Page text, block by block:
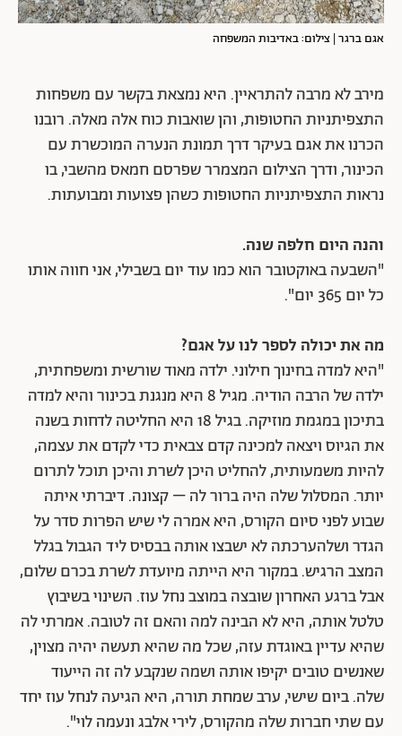
אגם ברגר | צילום: באדיבות המשפחה
מירב לא מרבה להתראיין. היא נמצאת בקשר עם משפחות
התצפיתניות החטופות, והן שואבות כוח אלה מאלה. רובנו
הכרנו את אגם בעיקר דרך תמונת הנערה המוכשרת עם
הכינור, ודרך הצילום המצמרר שפרסם חמאס מהשבי, בו
נראות התצפיתניות החטופות כשהן פצועות ומבועתות.
והנה היום חלפה שנה.
"השבעה באוקטובר הוא כמו עוד יום בשבילי, אני חווה אותו
כל יום 365 יום".
מה את יכולה לספר לנו על אגם?
"היא למדה בחינוך חילוני. ילדה מאוד שורשית ומשפחתית,
ילדה של הרבה הודיה. מגיל 8 היא מנגנת בכינור והיא למדה
בתיכון במגמת מוזיקה. בגיל 18 היא החליטה לדחות בשנה
את הגיוס ויצאה למכינה קדם צבאית כדי לקדם את עצמה,
להיות משמעותית, להחליט היכן לשרת והיכן תוכל לתרום
יותר. המסלול שלה היה ברור לה – קצונה. דיברתי איתה
שבוע לפני סיום הקורס, היא אמרה לי שיש הפרות סדר על
הגדר ושלהערכתה לא ישבצו אותה בבסיס ליד הגבול בגלל
המצב הרגיש. במקור היא הייתה מיועדת לשרת בכרם שלום,
אבל ברגע האחרון שובצה במוצב נחל עוז. השינוי בשיבוץ
טלטל אותה, היא לא הבינה למה והאם זה לטובה. אמרתי לה
שהיא עדיין באוגדת עזה, שכל מה שהיא תעשה יהיה מצוין,
שאנשים טובים יקיפו אותה ושמה שנקבע לה זה הייעוד
שלה. ביום שישי, ערב שמחת תורה, היא הגיעה לנחל עוז יחד
עם שתי חברות שלה מהקורס, לירי אלבג ונעמה לוי".